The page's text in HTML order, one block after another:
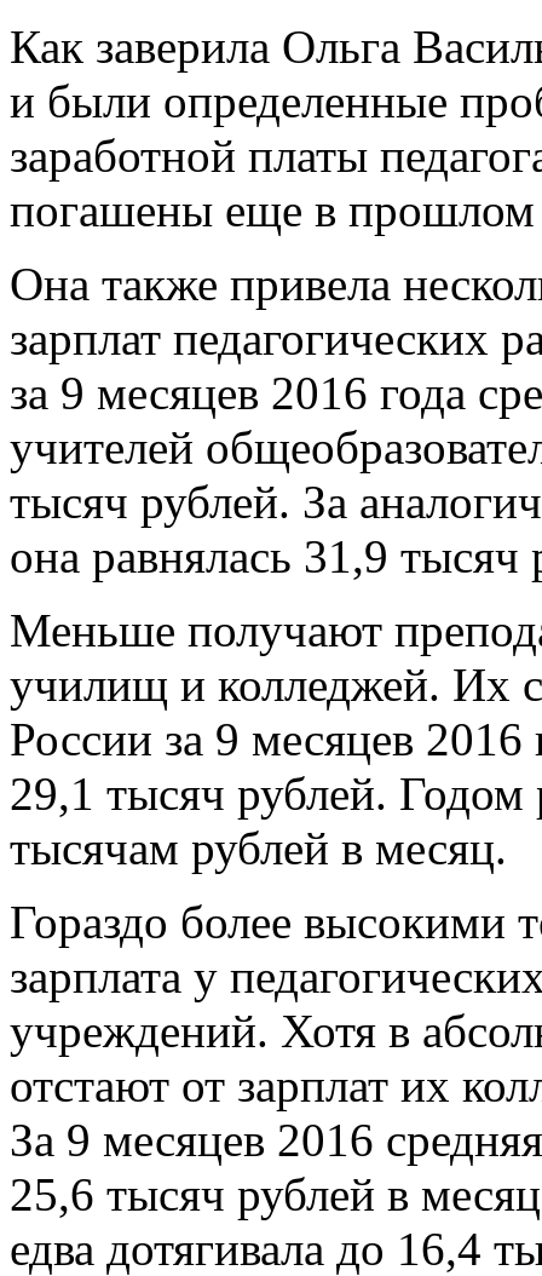
Как заверила Ольга
и были определенные
заработной платы
погашены еще в прошлом
Она также привела
зарплат педагогических
за 9 месяцев 2016 года
учителей
тысяч рублей. За
она равнялась 31,9 тысяч
Меньше получают
училищ и колледжей. Их
России за 9 месяцев 2016
29,1 тысяч рублей. Годом
тысячам рублей в месяц.
Гораздо более высокими
зарплата у
учреждений. Хотя в
отстают от зарплат их
За 9 месяцев 2016
25,6 тысяч рублей в
едва дотягивала до 16,4